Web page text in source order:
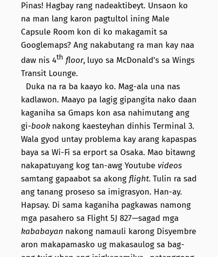
Pinas! Hagbay rang nadeaktibeyt. Unsaon ko
na man lang karon pagtultol ining Male
Capsule Room kon di ko makagamit sa
Googlemaps? Ang nakabutang ra man kay naa
daw nis 4th floor, luyo sa McDonald’s sa Wings
Transit Lounge.
Duka na ra ba kaayo ko. Mag-ala una nas
kadlawon. Maayo pa lagig gipangita nako daan
kaganiha sa Gmaps kon asa nahimutang ang
gi-book nakong kaesteyhan dinhis Terminal 3.
Wala gyod untay problema kay arang kapaspas
baya sa Wi-Fi sa erport sa Osaka. Mao bitawng
nakapatuyang kog tan-awg Youtube videos
samtang gapaabot sa akong flight. Tulin ra sad
ang tanang proseso sa imigrasyon. Han-ay.
Hapsay. Di sama kaganiha pagkawas namong
mga pasahero sa Flight 5J 827—sagad mga
kababayan nakong namauli karong Disyembre
aron makapamasko ug makasaulog sa bag-